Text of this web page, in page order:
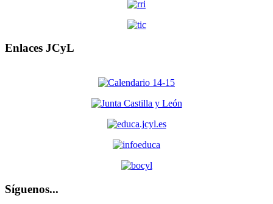
Enlaces JCyL
Síguenos...